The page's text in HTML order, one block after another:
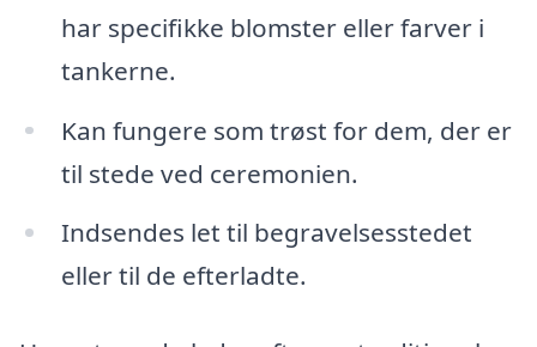
har specifikke blomster eller farver i
tankerne.
Kan fungere som trøst for dem, der er
til stede ved ceremonien.
Indsendes let til begravelsesstedet
eller til de efterladte.